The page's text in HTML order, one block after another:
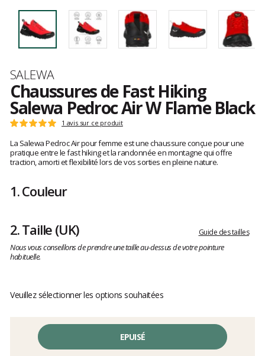
Marque
SALEWA
Chaussures de Fast Hiking
Salewa Pedroc Air W Flame Black
Les
clients
Note
:
5
sur
1 avis sur ce produit
La Salewa Pedroc Air pour femme est une chaussure conçue pour une
pratique entre le fast hiking et la randonnée en montagne qui offre
traction, amorti et flexibilité lors de vos sorties en pleine nature.
1.Couleur
2.Taille (UK) Guide des tailles
Nous vous conseillons de prendre une taille au-dessus de votre pointure
habituelle.
Veuillez sélectionner les options souhaitées
EPUISÉ